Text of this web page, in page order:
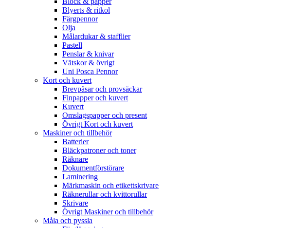
Blyerts & ritkol
Färgpennor
Olja
Målardukar & stafflier
Pastell
Penslar & knivar
Vätskor & övrigt
Uni Posca Pennor
Kort och kuvert
Brevpåsar och provsäckar
Finpapper och kuvert
Kuvert
Omslagspapper och present
Övrigt Kort och kuvert
Maskiner och tillbehör
Batterier
Bläckpatroner och toner
Räknare
Dokumentförstörare
Laminering
Märkmaskin och etikettskrivare
Räknerullar och kvittorullar
Skrivare
Övrigt Maskiner och tillbehör
Måla och pyssla